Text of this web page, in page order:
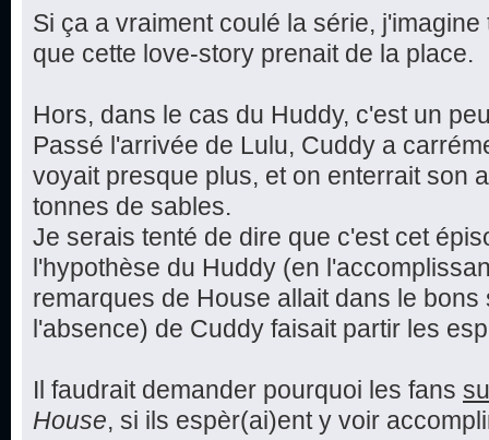
Si ça a vraiment coulé la série,
que cette love-story prenait de la place.
Hors, dans le cas du Huddy, c'est un
Passé l'arrivée de Lulu, Cuddy a
voyait presque plus, et on enterrait son
tonnes de sables.
Je serais tenté de dire que c'est cet
l'hypothèse du Huddy (en
remarques de House allait dans le
l'absence) de Cuddy faisait partir les
Il faudrait demander pourquoi les fans
House, si ils espèr(ai)ent y voir